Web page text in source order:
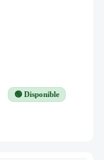
🟢 Disponible